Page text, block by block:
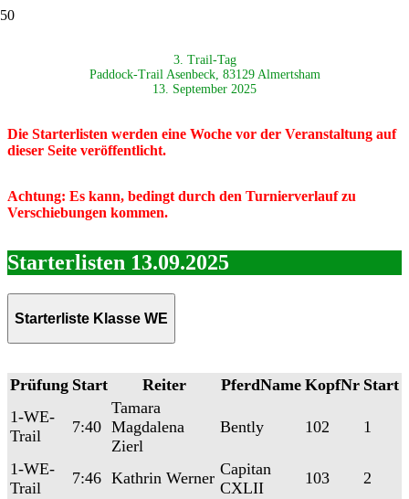
3. Trail-Tag
Paddock-Trail Asenbeck, 83129 Almertsham
13. September 2025
Die Starterlisten werden eine Woche vor der Veranstaltung auf
dieser Seite veröffentlicht.
Achtung: Es kann, bedingt durch den Turnierverlauf zu
Verschiebungen kommen.
Starterlisten 13.09.2025
Starterliste Klasse WE
Prüfung Start Reiter PferdName KopfNr Start
1-WE-
Trail
7:40
Tamara
Magdalena
Zierl
Bently 102 1
1-WE-
Trail
7:46 Kathrin Werner Capitan
CXLII
103
2